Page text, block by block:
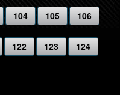
104 105 106
122 123 124